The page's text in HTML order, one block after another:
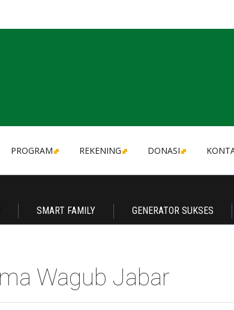
PROGRAM REKENING DONASI
SMART FAMILY GENERATOR SUKSES
Wagub Jabar